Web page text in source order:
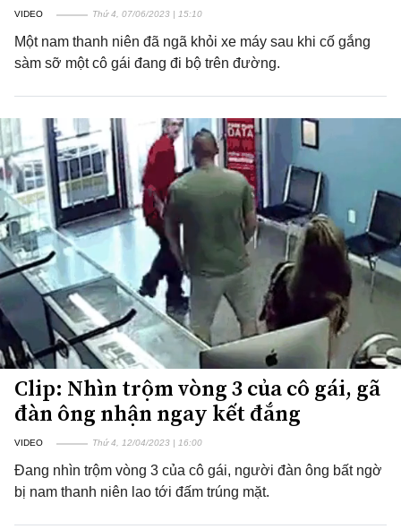
VIDEO Thứ 4, 07/06/2023 | 15:10
Một nam thanh niên đã ngã khỏi xe máy sau khi cố gắng
sàm sỡ một cô gái đang đi bộ trên đường.
Clip: Nhìn trộm vòng 3 của cô gái, gã
đàn ông nhận ngay kết đắng
VIDEO Thứ 4, 12/04/2023 | 16:00
Đang nhìn trộm vòng 3 của cô gái, người đàn ông bất ngờ
bị nam thanh niên lao tới đấm trúng mặt.